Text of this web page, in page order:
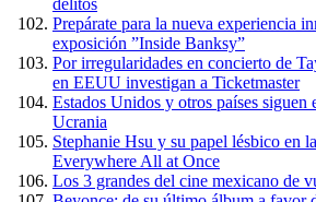
delitos
Prepárate para la nueva experiencia
exposición ”Inside Banksy”
Por irregularidades en concierto de
en EEUU investigan a Ticketmaster
Estados Unidos y otros países siguen
Ucrania
Stephanie Hsu y su papel lésbico en
Everywhere All at Once
Los 3 grandes del cine mexicano de